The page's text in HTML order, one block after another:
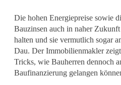
Die hohen Energiepreise sowie
Bauzinsen auch in naher
halten und sie vermutlich sogar
Dau. Der Immobilienmakler
Tricks, wie Bauherren dennoch
Baufinanzierung gelangen